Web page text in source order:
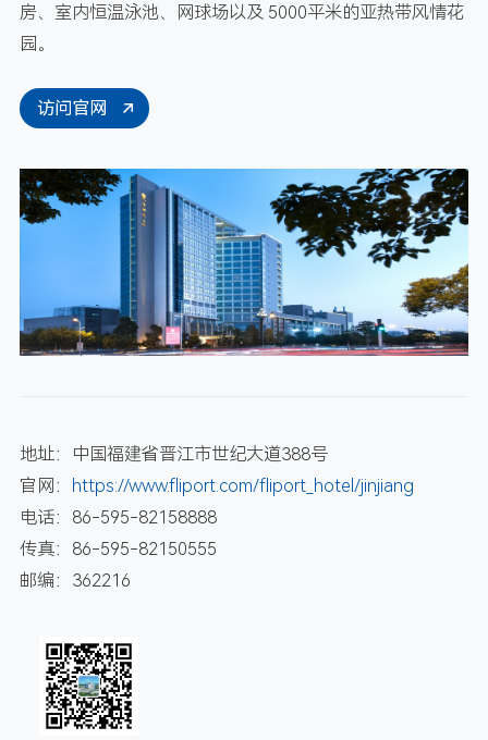
房、室内恒温泳池、网球场以及 5000平米的亚热带风情花
园。
访问官网
地址：中国福建省晋江市世纪大道388号
官网：
https://www.fliport.com/fliport_hotel/jinjiang
电话：86-595-82158888
传真：86-595-82150555
邮编：362216